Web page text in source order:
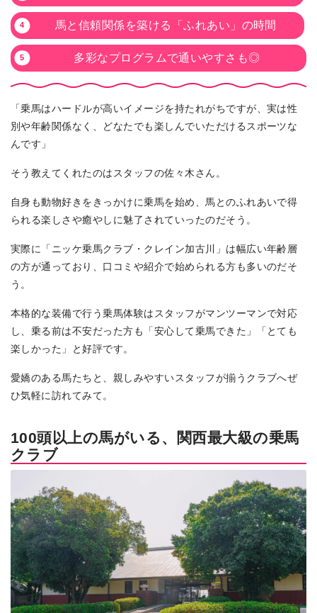
馬と信頼関係を築ける「ふれあい」の時間
多彩なプログラムで通いやすさも◎
「乗馬はハードルが高いイメージを持たれがちですが、実は性
別や年齢関係なく、どなたでも楽しんでいただけるスポーツな
んです」
そう教えてくれたのはスタッフの佐々木さん。
自身も動物好きをきっかけに乗馬を始め、馬とのふれあいで得
られる楽しさや癒やしに魅了されていったのだそう。
実際に「ニッケ乗馬クラブ・クレイン加古川」は幅広い年齢層
の方が通っており、口コミや紹介で始められる方も多いのだそ
う。
本格的な装備で行う乗馬体験はスタッフがマンツーマンで対応
し、乗る前は不安だった方も「安心して乗馬できた」「とても
楽しかった」と好評です。
愛嬌のある馬たちと、親しみやすいスタッフが揃うクラブへぜ
ひ気軽に訪れてみて。
100頭以上の馬がいる、関西最大級の乗馬
クラブ